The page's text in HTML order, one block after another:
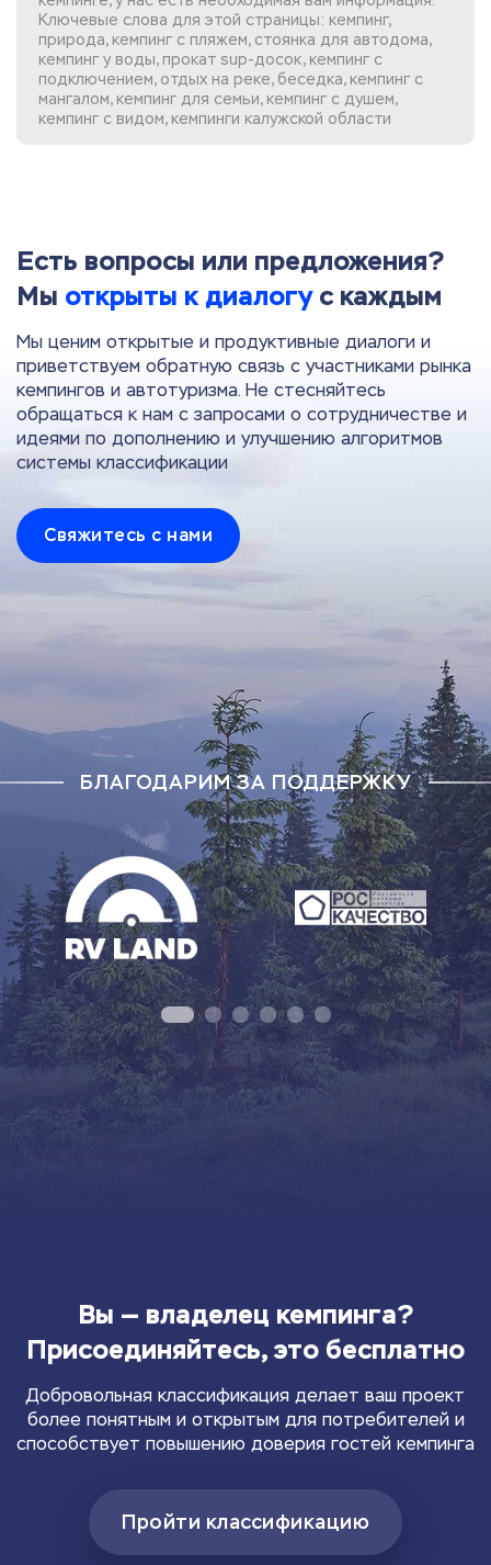
Ключевые слова для этой страницы: кемпинг,
природа, кемпинг с пляжем, стоянка для автодома,
кемпинг у воды, прокат sup-досок, кемпинг с
подключением, отдых на реке, беседка, кемпинг с
мангалом, кемпинг для семьи, кемпинг с душем,
кемпинг с видом, кемпинги калужской области
Есть вопросы или предложения?
Мы открыты к диалогус каждым
Мы ценим открытые и продуктивные диалоги и
приветствуем обратную связь с участниками рынка
кемпингов и автотуризма. Не стесняйтесь
обращаться к нам с запросами о сотрудничестве и
идеями по дополнению и улучшению алгоритмов
системы классификации
Свяжитесь с нами
БЛАГОДАРИМ ЗА ПОДДЕРЖКУ
Вы — владелец кемпинга?
Присоединяйтесь, это бесплатно
Добровольная классификация делает ваш проект
более понятным и открытым для потребителей и
способствует повышению доверия гостей кемпинга
Пройти классификацию